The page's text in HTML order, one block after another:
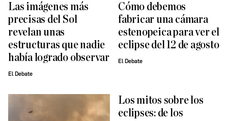
Las imágenes más
precisas del Sol
revelan unas
estructuras que nadie
había logrado observar
El Debate
Cómo debemos
fabricar una cámara
estenopeica para ver el
eclipse del 12 de agosto
El Debate
Los mitos sobre los
eclipses: de los